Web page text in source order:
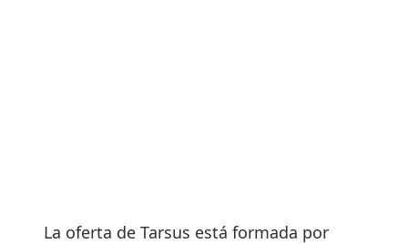
La oferta de Tarsus está formada por